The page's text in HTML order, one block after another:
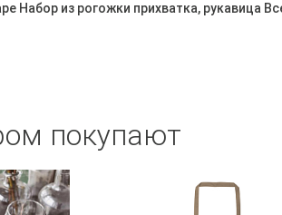
Набор из рогожки прихватка, рукавица
покупают